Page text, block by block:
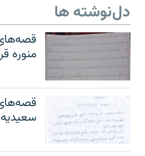
دل‌نوشته ها
منوره